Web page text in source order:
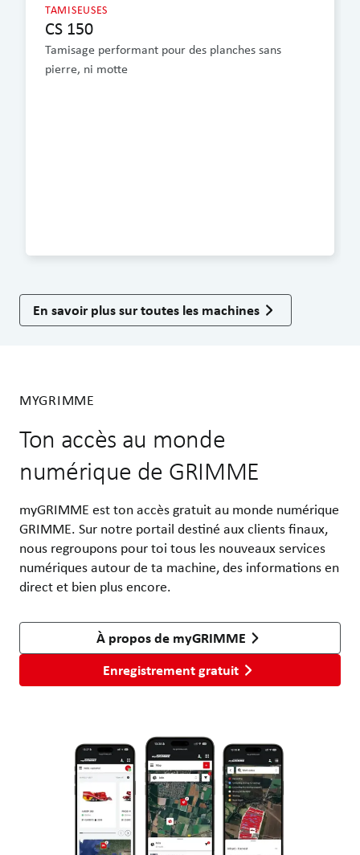
TAMISEUSES
CS 150
Tamisage performant pour des planches sans
pierre, ni motte
En savoir plus sur toutes les machines
MYGRIMME
Ton accès au monde
numérique de GRIMME
myGRIMME est ton accès gratuit au monde numérique
GRIMME. Sur notre portail destiné aux clients finaux,
nous regroupons pour toi tous les nouveaux services
numériques autour de ta machine, des informations en
direct et bien plus encore.
À propos de myGRIMME
Enregistrement gratuit